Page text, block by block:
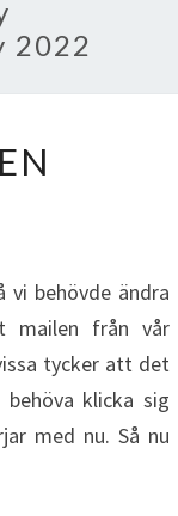
2022
vi behövde ändra
mailen från vår
tycker att det
klicka sig
med nu. Så nu